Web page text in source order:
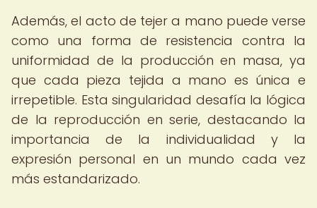
Además, el acto de tejer a mano puede verse
como una forma de resistencia contra la
uniformidad de la producción en masa, ya
que cada pieza tejida a mano es única e
irrepetible. Esta singularidad desafía la lógica
de la reproducción en serie, destacando la
importancia de la individualidad y la
expresión personal en un mundo cada vez
más estandarizado.